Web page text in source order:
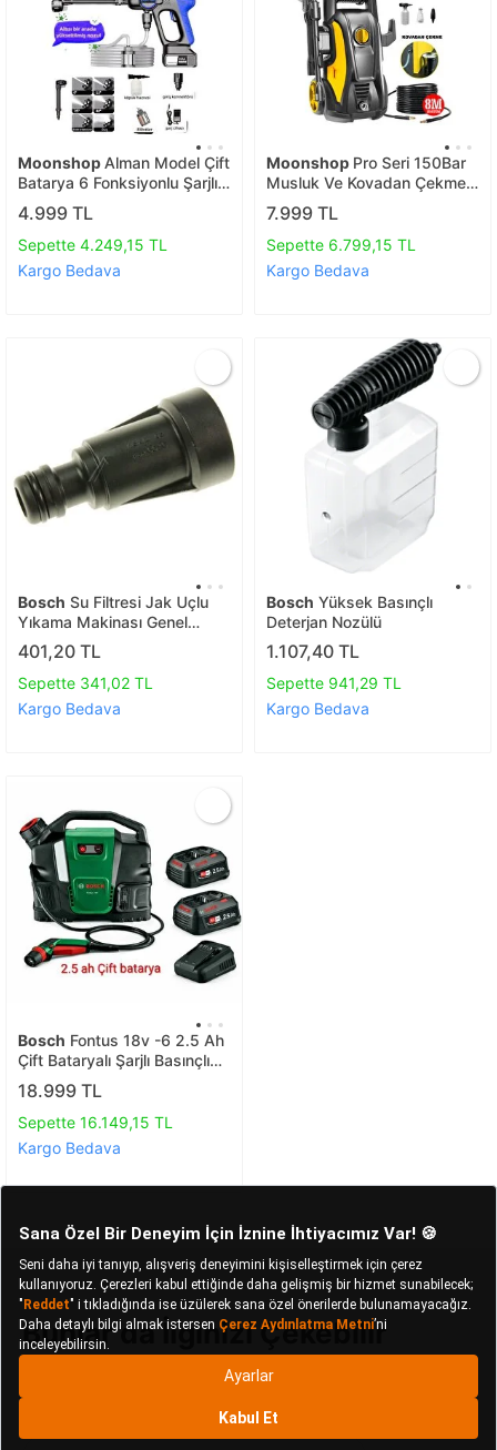
Moonshop Alman Model Çift
Batarya 6 Fonksiyonlu Şarjlı
Oto Hayvan Yıkama Bahçe
Sulama Makinesi Çift
Batarya
4.999 TL
Sepette 4.249,15 TL
Kargo Bedava
Moonshop Pro Seri 150Bar
Musluk Ve Kovadan Çekme
Yüksek Basınçlı Oto Yıkama
Makinesi 8 Metre Hortum
7.999 TL
Sepette 6.799,15 TL
Kargo Bedava
Bosch Su Filtresi Jak Uçlu
Yıkama Makinası Genel
Bosch
401,20 TL
Sepette 341,02 TL
Kargo Bedava
Bosch Yüksek Basınçlı
Deterjan Nozülü
1.107,40 TL
Sepette 941,29 TL
Kargo Bedava
Bosch Fontus 18v -6 2.5 Ah
Çift Bataryalı Şarjlı Basınçlı
Yıkama Makinesi
18.999 TL
Sepette 16.149,15 TL
Kargo Bedava
Bunlar da İlginizi Çekebilir